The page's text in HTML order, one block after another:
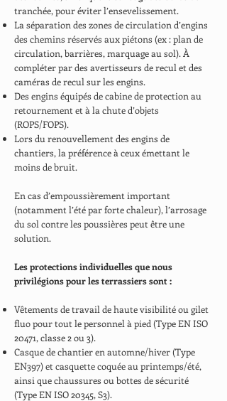
tranchée, pour éviter l’ensevelissement.
La séparation des zones de circulation d’engins
des chemins réservés aux piétons (ex : plan de
circulation, barrières, marquage au sol). À
compléter par des avertisseurs de recul et des
caméras de recul sur les engins.
Des engins équipés de cabine de protection au
retournement et à la chute d’objets
(ROPS/FOPS).
Lors du renouvellement des engins de
chantiers, la préférence à ceux émettant le
moins de bruit.
En cas d’empoussièrement important
(notamment l’été par forte chaleur), l’arrosage
du sol contre les poussières peut être une
solution.
Les protections individuelles que nous
privilégions pour les terrassiers sont :
Vêtements de travail de haute visibilité ou gilet
fluo pour tout le personnel à pied (Type EN ISO
20471, classe 2 ou 3).
Casque de chantier en automne/hiver (Type
EN397) et casquette coquée au printemps/été,
ainsi que chaussures ou bottes de sécurité
(Type EN ISO 20345, S3).